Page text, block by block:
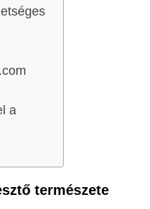
a
természete